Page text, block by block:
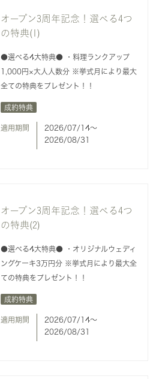
オープン3周年記念！選べる4つ
の特典(1)
●選べる4大特典● ・料理ランクアップ
1,000円×大人人数分 ※挙式月により最大
全ての特典をプレゼント！！
成約特典
適用期間
2026/07/14〜
2026/08/31
オープン3周年記念！選べる4つ
の特典(2)
●選べる4大特典● ・オリジナルウェディ
ングケーキ3万円分 ※挙式月により最大全
ての特典をプレゼント！！
成約特典
適用期間
2026/07/14〜
2026/08/31